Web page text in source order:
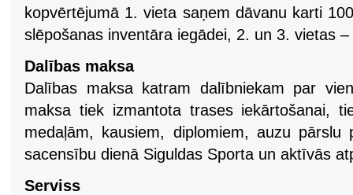
kopvērtējumā 1. vieta saņem dāvanu karti
slēpošanas inventāra iegādei, 2. un 3. vietas
Dalības maksa
Dalības maksa katram dalībniekam par
maksa tiek izmantota trases iekārtošanai,
medaļām, kausiem, diplomiem, auzu pārslu
sacensību dienā Siguldas Sporta un aktīvās
Serviss